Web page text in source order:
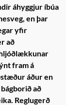
áhyggjur íbúa
en þar
yfir
að
fram á
áður en
að
Reglugerð